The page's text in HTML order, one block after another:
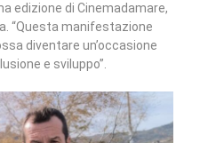
edizione di Cinemadamare,
“Questa manifestazione
diventare un’occasione
e sviluppo”.